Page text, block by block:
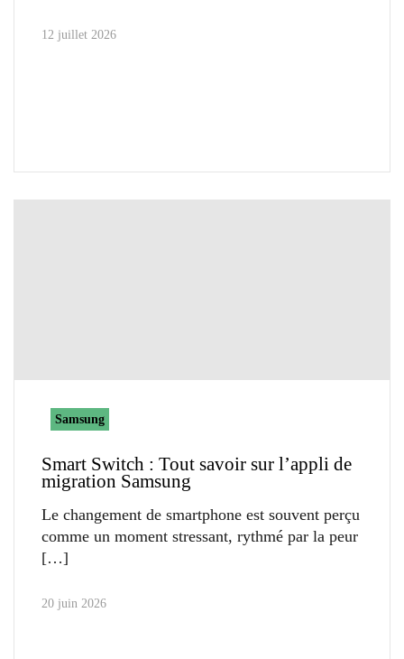
12 juillet 2026
Samsung
Smart Switch : Tout savoir sur l’appli de
migration Samsung
Le changement de smartphone est souvent perçu
comme un moment stressant, rythmé par la peur
20 juin 2026